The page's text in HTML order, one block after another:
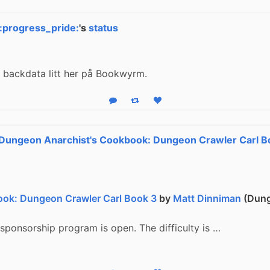
's status
litt her på Bookwyrm.
Reply Boost statusLike status
Anarchist's Cookbook: Dungeon Crawler Carl
Dungeon Crawler Carl Book 3 by Matt Dinniman
program is open. The difficulty is …